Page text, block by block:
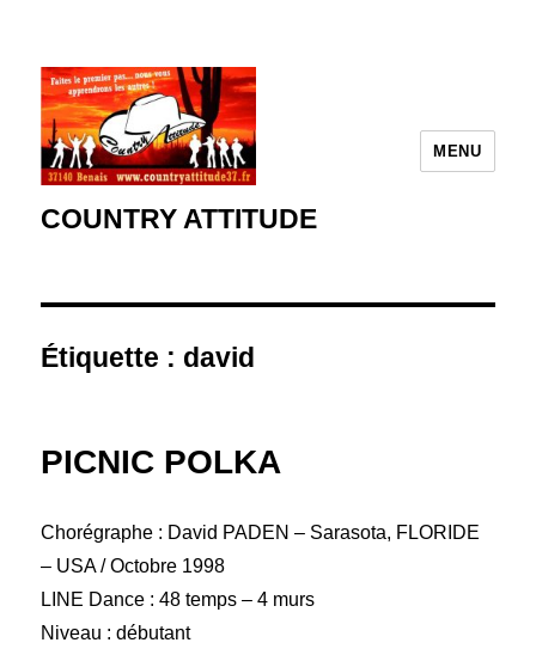
COUNTRY ATTITUDE
MENU
Étiquette : david
PICNIC POLKA
Chorégraphe : David PADEN – Sarasota, FLORIDE
– USA / Octobre 1998
LINE Dance : 48 temps – 4 murs
Niveau : débutant